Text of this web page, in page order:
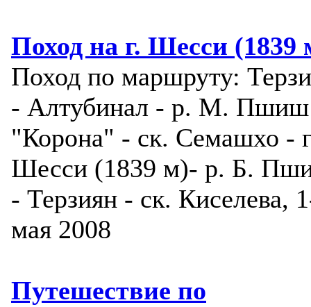
Поход на г. Шесси (1839
Поход по маршруту:
- Алтубинал - р. М.
"Корона" - ск. Семашхо -
Шесси (1839 м)- р. Б.
- Терзиян - ск. Киселева,
мая 2008
Путешествие по